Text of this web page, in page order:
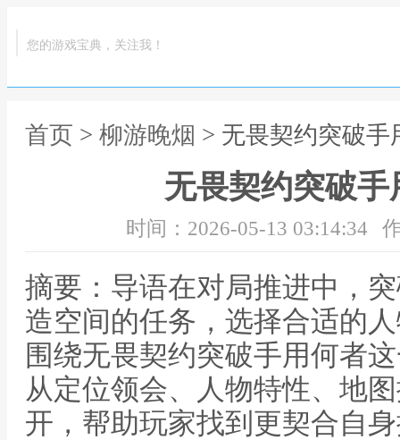
您的游戏宝典，关注我！
首页 > 柳游晚烟 > 无畏契约突破手
无畏契约突破
时间：2026-05-13 03:14:34
摘要：导语在对局推进中，
造空间的任务，选择合适的
围绕无畏契约突破手用何者
从定位领会、人物特性、地
开，帮助玩家找到更契合自